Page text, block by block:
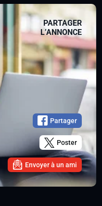
PARTAGER
L’ANNONCE
Partager
Poster
Envoyer à un ami